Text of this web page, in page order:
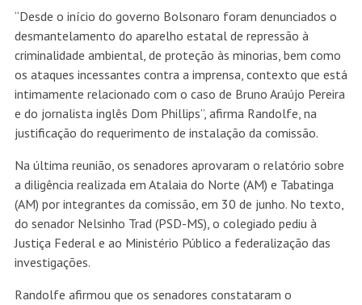
“Desde o início do governo Bolsonaro foram denunciados o
desmantelamento do aparelho estatal de repressão à
criminalidade ambiental, de proteção às minorias, bem como
os ataques incessantes contra a imprensa, contexto que está
intimamente relacionado com o caso de Bruno Araújo Pereira
e do jornalista inglês Dom Phillips”, afirma Randolfe, na
justificação do requerimento de instalação da comissão.
Na última reunião, os senadores aprovaram o relatório sobre
a diligência realizada em Atalaia do Norte (AM) e Tabatinga
(AM) por integrantes da comissão, em 30 de junho. No texto,
do senador Nelsinho Trad (PSD-MS), o colegiado pediu à
Justiça Federal e ao Ministério Público a federalização das
investigações.
Randolfe afirmou que os senadores constataram o